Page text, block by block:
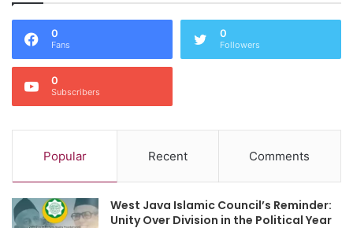
0
Fans
0
Followers
0
Subscribers
Popular Recent Comments
West Java Islamic Council’s Reminder:
Unity Over Division in the Political Year